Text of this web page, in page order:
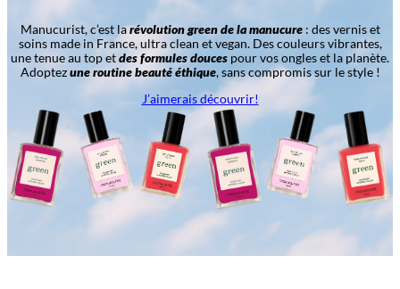
Manucurist, c’est larévolution green de la manucure: des vernis et
soins made in France, ultra clean et vegan. Des couleurs vibrantes,
une tenue au top etdes formules douces pour vos ongles et la planète.
Adoptezune routine beauté éthique, sans compromis sur le style !
J’aimerais découvrir!